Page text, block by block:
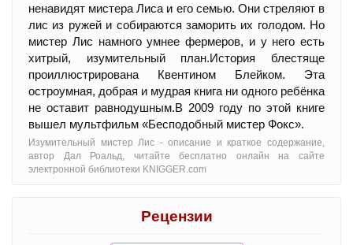
ненавидят мистера Лиса и его семью. Они стреляют в
лис из ружей и собираются заморить их голодом. Но
мистер Лис намного умнее фермеров, и у него есть
хитрый, изумительный план.История блестяще
проиллюстрирована Квентином Блейком. Эта
остроумная, добрая и мудрая книга ни одного ребёнка
не оставит равнодушным.В 2009 году по этой книге
вышел мультфильм «Бесподобный мистер Фокс».
Изумительный мистер Лис - oписание и краткое содержание,
автор Дал Роальд, читайте бесплатно онлайн на сайте
электронной библиотеки KNIGGER.com
Рецензии